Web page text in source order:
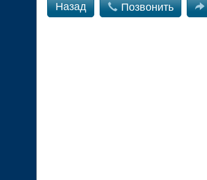
Назад  Позвонить 